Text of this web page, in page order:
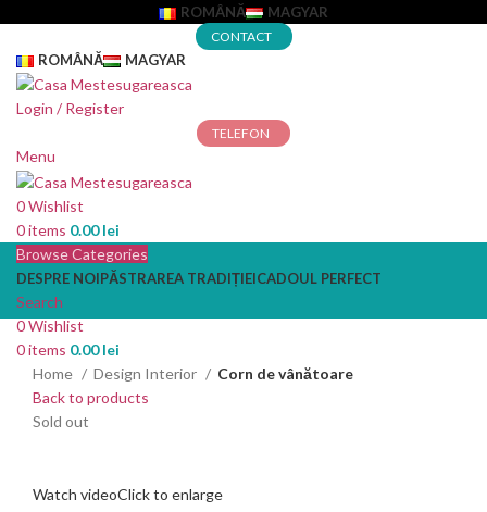
ROMÂNĂ MAGYAR
CONTACT
ROMÂNĂ MAGYAR
Login / Register
TELEFON
Menu
0Wishlist
0items 0.00lei
Browse Categories
DESPRE NOIPĂSTRAREA TRADIȚIEICADOUL PERFECT
Search
0Wishlist
0items 0.00lei
Home
Design Interior
Corn de vânătoare
Back to products
Sold out
Watch videoClick to enlarge